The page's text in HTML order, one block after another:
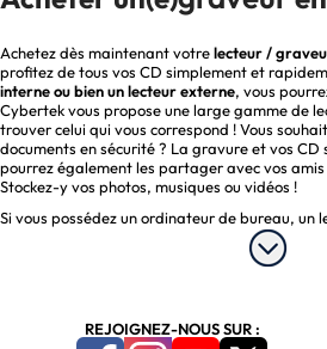
Achetez dès maintenant votrelecteur /
profitez de tous vos CD simplement et
interne ou bien un lecteur externe, vous
Cybertek vous propose une large gamme de
trouver celui qui vous correspond ! Vous
documents en sécurité ? La gravure et vos
pourrez également les partager avec vos
Stockez-y vos photos, musiques ou vidéos !
Si vous possédez unordinateur de bureau, un
branché en SATA sera recommandé.
graveur CD
l’utilisation d’un lecteur / graveur externe très
Afin de faire le bon choix parmi les nombreux
REJOIGNEZ-NOUS SUR :